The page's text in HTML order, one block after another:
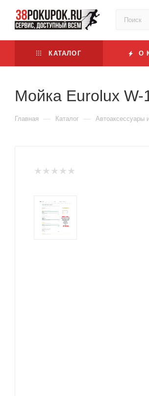
КАТАЛОГ О
Мойка Eurolux W-
Главная — Каталог — Автоаксессуары